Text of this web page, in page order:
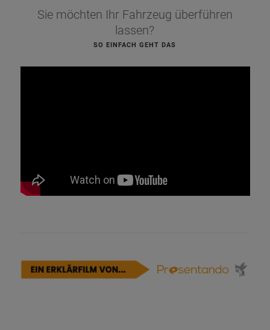
Sie möchten Ihr Fahrzeug überführen
lassen?
SO EINFACH GEHT DAS